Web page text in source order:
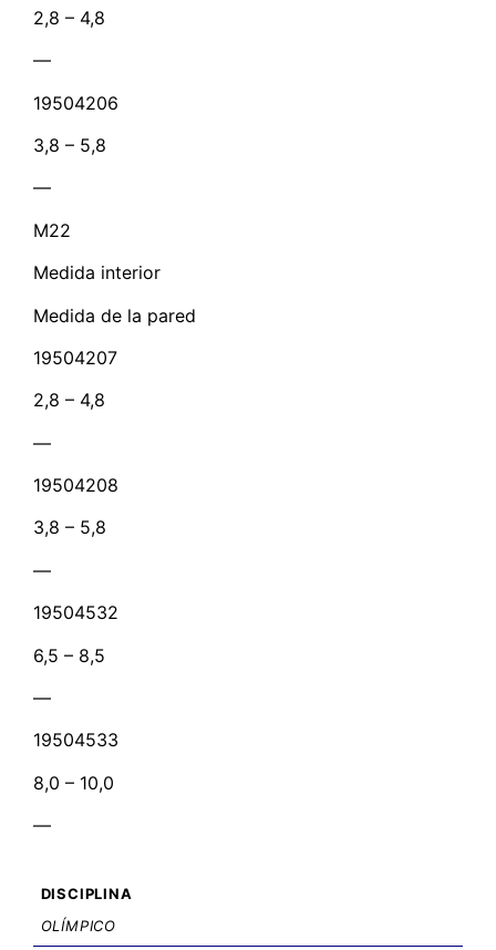
2,8 – 4,8
—
19504206
3,8 – 5,8
—
M22
Medida interior
Medida de la pared
19504207
2,8 – 4,8
—
19504208
3,8 – 5,8
—
19504532
6,5 – 8,5
—
19504533
8,0 – 10,0
—
DISCIPLINA
OLÍMPICO